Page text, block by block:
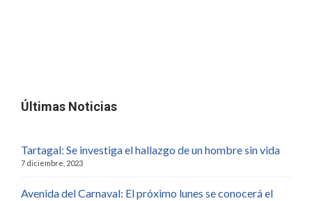
Últimas Noticias
Tartagal: Se investiga el hallazgo de un hombre sin vida
7 diciembre, 2023
Avenida del Carnaval: El próximo lunes se conocerá el